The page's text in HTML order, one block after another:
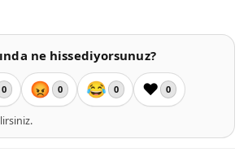
ne hissediyorsunuz?
0 😡 0 😂 0 ❤️ 0